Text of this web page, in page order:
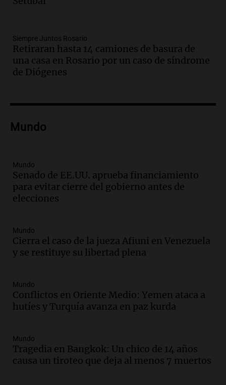
pesos, denuncia sindicato
Audio.Brutal asalto en Concepción:
anciano de 88 años golpeado para
robarle un millón de pesos
Panorama Federal
Audio.Rechazaron el pedido de Facundo
sobre Candela Arizaga
Audio.
por el ICE, obtuvo la libertad bajo fianza
en Estados Unidos
Buen día, Argentina
crece la venta online y cae el
movimiento en los locales
Buen día, Argentina
Audio.
Por qué nos cuesta decir que no y
qué consecuencias tiene ceder siempre
Buen día, Argentina
Audio.El alfajor argentino busca a sus
nuevos campeones en una competencia
nacional
Siempre Juntos Rosario
Retiraran hasta 14 camiones de basura de
una casa en Rosario por un caso de síndrome
de Diógenes
Mundo
Mundo
Senado de EE.UU. aprueba financiamiento
para evitar cierre del gobierno antes de
elecciones
Mundo
Cierra el caso de la jueza Afiuni en Venezuela
y se restituye su libertad plena
Mundo
Conflictos en Oriente Medio: Yemen ataca a
hutíes y Turquía avanza en paz kurda
Mundo
Tragedia en Bangkok: Un chico de 14 años
causa un tiroteo que deja al menos 7 muertos